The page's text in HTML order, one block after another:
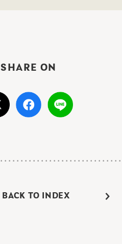
SHARE ON
BACK TO INDEX